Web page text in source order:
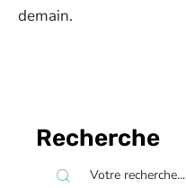
demain.
Recherche